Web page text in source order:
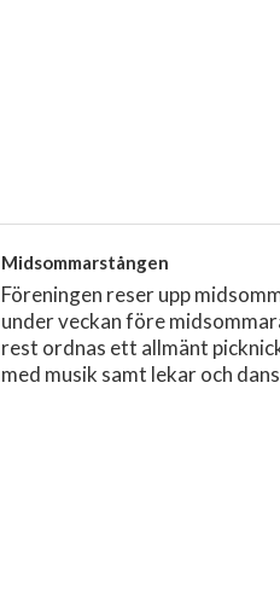
Midsommarstången
Föreningen reser upp
under veckan före
rest ordnas ett allmänt
med musik samt lekar och